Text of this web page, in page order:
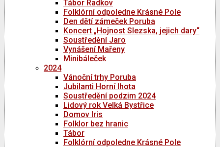
Tábor Radkov
Folklórní odpoledne Krásné Pole
Den dětí zámeček Poruba
Koncert „Hojnost Slezska, jejich dary“
Soustředění Jaro
Vynášení Mařeny
Minibáleček
2024
Vánoční trhy Poruba
Jubilanti Horní lhota
Soustředění podzim 2024
Lidový rok Velká Bystřice
Domov Iris
Folklor bez hranic
Tábor
Folklórní odpoledne Krásné Pole